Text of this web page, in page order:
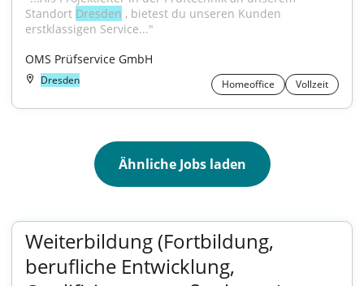
Standort Dresden , bietest du unseren Kunden
erstklassigen Service..."
OMS Prüfservice GmbH
Dresden Homeoffice Vollzeit
Ähnliche Jobs laden
Weiterbildung (Fortbildung,
berufliche Entwicklung,